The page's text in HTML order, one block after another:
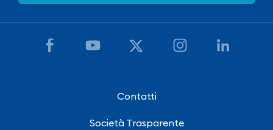
Contatti
Società Trasparente